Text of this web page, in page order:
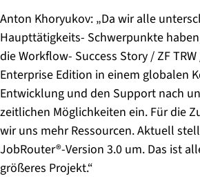
Anton Khoryukov: „Da wir alle
Haupttätigkeits- Schwerpunkte
die Workflow- Success Story / ZF
Enterprise Edition in einem globalen
Entwicklung und den Support nach
zeitlichen Möglichkeiten ein. Für die
wir uns mehr Ressourcen. Aktuell
JobRouter®-Version 3.0 um. Das ist
größeres Projekt.“